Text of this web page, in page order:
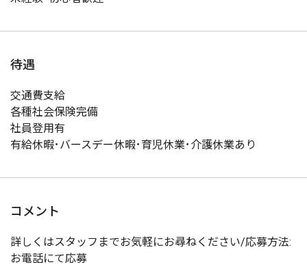
待遇
交通費支給
各種社会保険完備
社員登用有
有給休暇･バースデー休暇･育児休業･介護休業あり
コメント
詳しくはスタッフまでお気軽にお尋ねください/応募方法:
お電話にて応募